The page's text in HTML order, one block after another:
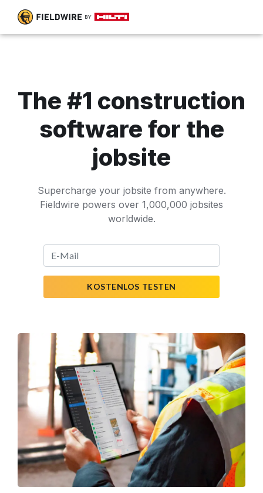
The #1 construction
software for the
jobsite
Supercharge your jobsite from anywhere.
Fieldwire powers over 1,000,000 jobsites
worldwide.
KOSTENLOS TESTEN